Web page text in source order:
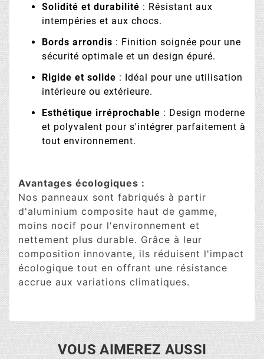
Solidité et durabilité : Résistant aux
intempéries et aux chocs.
Bords arrondis : Finition soignée pour une
sécurité optimale et un design épuré.
Rigide et solide : Idéal pour une utilisation
intérieure ou extérieure.
Esthétique irréprochable : Design moderne
et polyvalent pour s'intégrer parfaitement à
tout environnement.
Avantages écologiques :
Nos panneaux sont fabriqués à partir
d'aluminium composite haut de gamme,
moins nocif pour l'environnement et
nettement plus durable. Grâce à leur
composition innovante, ils réduisent l'impact
écologique tout en offrant une résistance
accrue aux variations climatiques.
VOUS AIMEREZ AUSSI